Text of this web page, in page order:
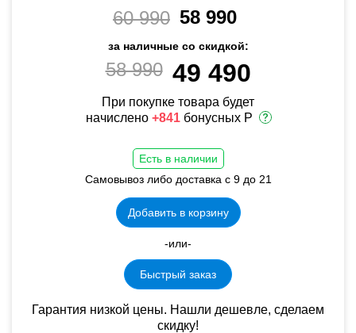
60 990 58 990
за наличные со скидкой:
58 990 49 490
При покупке товара будет
начислено +841 бонусных Р
Есть в наличии
Самовывоз либо доставка с 9 до 21
Добавить в корзину
-или-
Быстрый заказ
Гарантия низкой цены. Нашли дешевле, сделаем
скидку!